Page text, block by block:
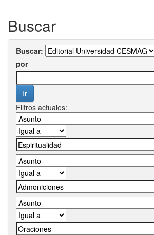
Buscar
Buscar:
por
Filtros actuales: